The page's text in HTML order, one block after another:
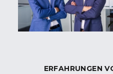
einem innovativen
Bildungsangebote mit
Durch den Einsatz von
Schulungsräumen und VR-
ERFAHRUNGEN